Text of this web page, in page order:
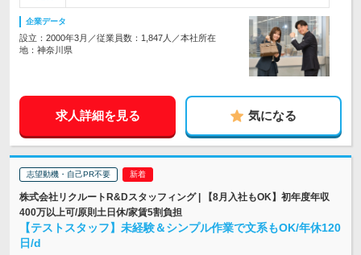
企業データ
設立：2000年3月／従業員数：1,847人／本社所在
地：神奈川県
求人詳細を見る 気になる
志望動機・自己PR不要
株式会社リクルートR&Dスタッフィング | 【8月入社もOK】初年度年収
400万以上可/原則土日休/家賃5割負担
【テストスタッフ】未経験＆シンプル作業で文系もOK/年休120
日/d